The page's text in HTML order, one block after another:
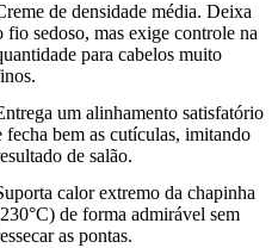
de densidade média. Deixa
fio sedoso, mas exige controle na
para cabelos muito
um alinhamento satisfatório
fecha bem as cutículas, imitando
de salão.
calor extremo da chapinha
de forma admirável sem
as pontas.